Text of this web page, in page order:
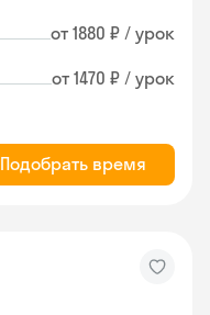
от 1880 ₽ / урок
от 1470 ₽ / урок
Подобрать время